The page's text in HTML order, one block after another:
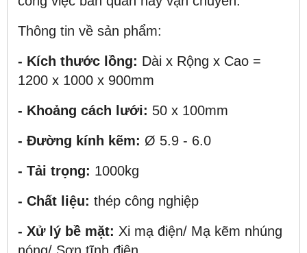
Thông tin về sản phẩm:
- Kích thước lồng: Dài x Rộng x Cao =
1200 x 1000 x 900mm
- Khoảng cách lưới: 50 x 100mm
- Đường kính kẽm: Ø 5.9 - 6.0
- Tải trọng: 1000kg
- Chất liệu: thép công nghiệp
- Xử lý bề mặt: Xi mạ điện/ Mạ kẽm nhúng